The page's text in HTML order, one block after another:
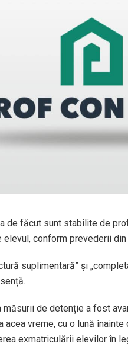
de făcut sunt stabilite de
elevul, conform prevederii
suplimentară” și
măsurii de detenție a fost
acea vreme, cu o lună
exmatriculării elevilor în